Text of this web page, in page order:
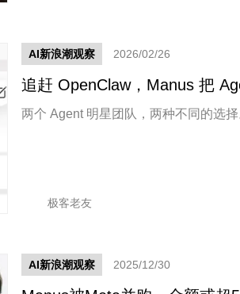
AI新浪潮观察 2026/02/26
追赶 OpenClaw，Manus 把
两个 Agent 明星团队，两种不同的选择
极客老友
AI新浪潮观察 2025/12/30